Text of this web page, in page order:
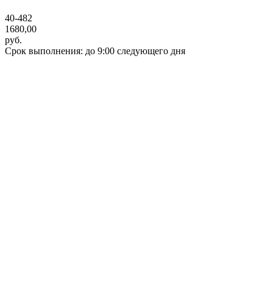
40-482
1680,00
руб.
Срок выполнения: до 9:00 следующего дня